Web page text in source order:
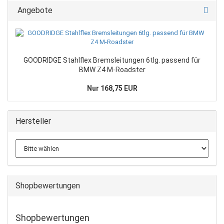
Angebote
GOODRIDGE Stahlflex Bremsleitungen 6tlg. passend für
BMW Z4 M-Roadster
Nur 168,75 EUR
Hersteller
Shopbewertungen
Shopbewertungen